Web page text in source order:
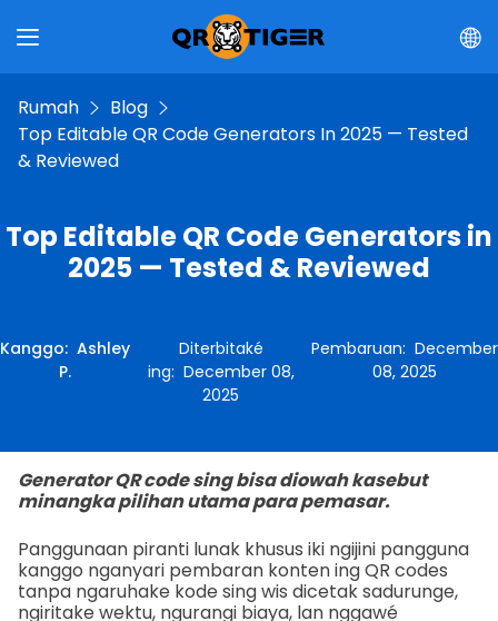
Rumah
Blog
Top Editable QR Code Generators In 2025 — Tested
& Reviewed
Top Editable QR Code Generators in
2025 — Tested & Reviewed
Kanggo: Ashley
P.
Diterbitaké
ing: December 08,
2025
Pembaruan: December
08, 2025
Generator QR code sing bisa diowah kasebut
minangka pilihan utama para pemasar.
Panggunaan piranti lunak khusus iki ngijini pangguna
kanggo nganyari pembaran konten ing QR codes
tanpa ngaruhake kode sing wis dicetak sadurunge,
ngiritake wektu, ngurangi biaya, lan nggawé